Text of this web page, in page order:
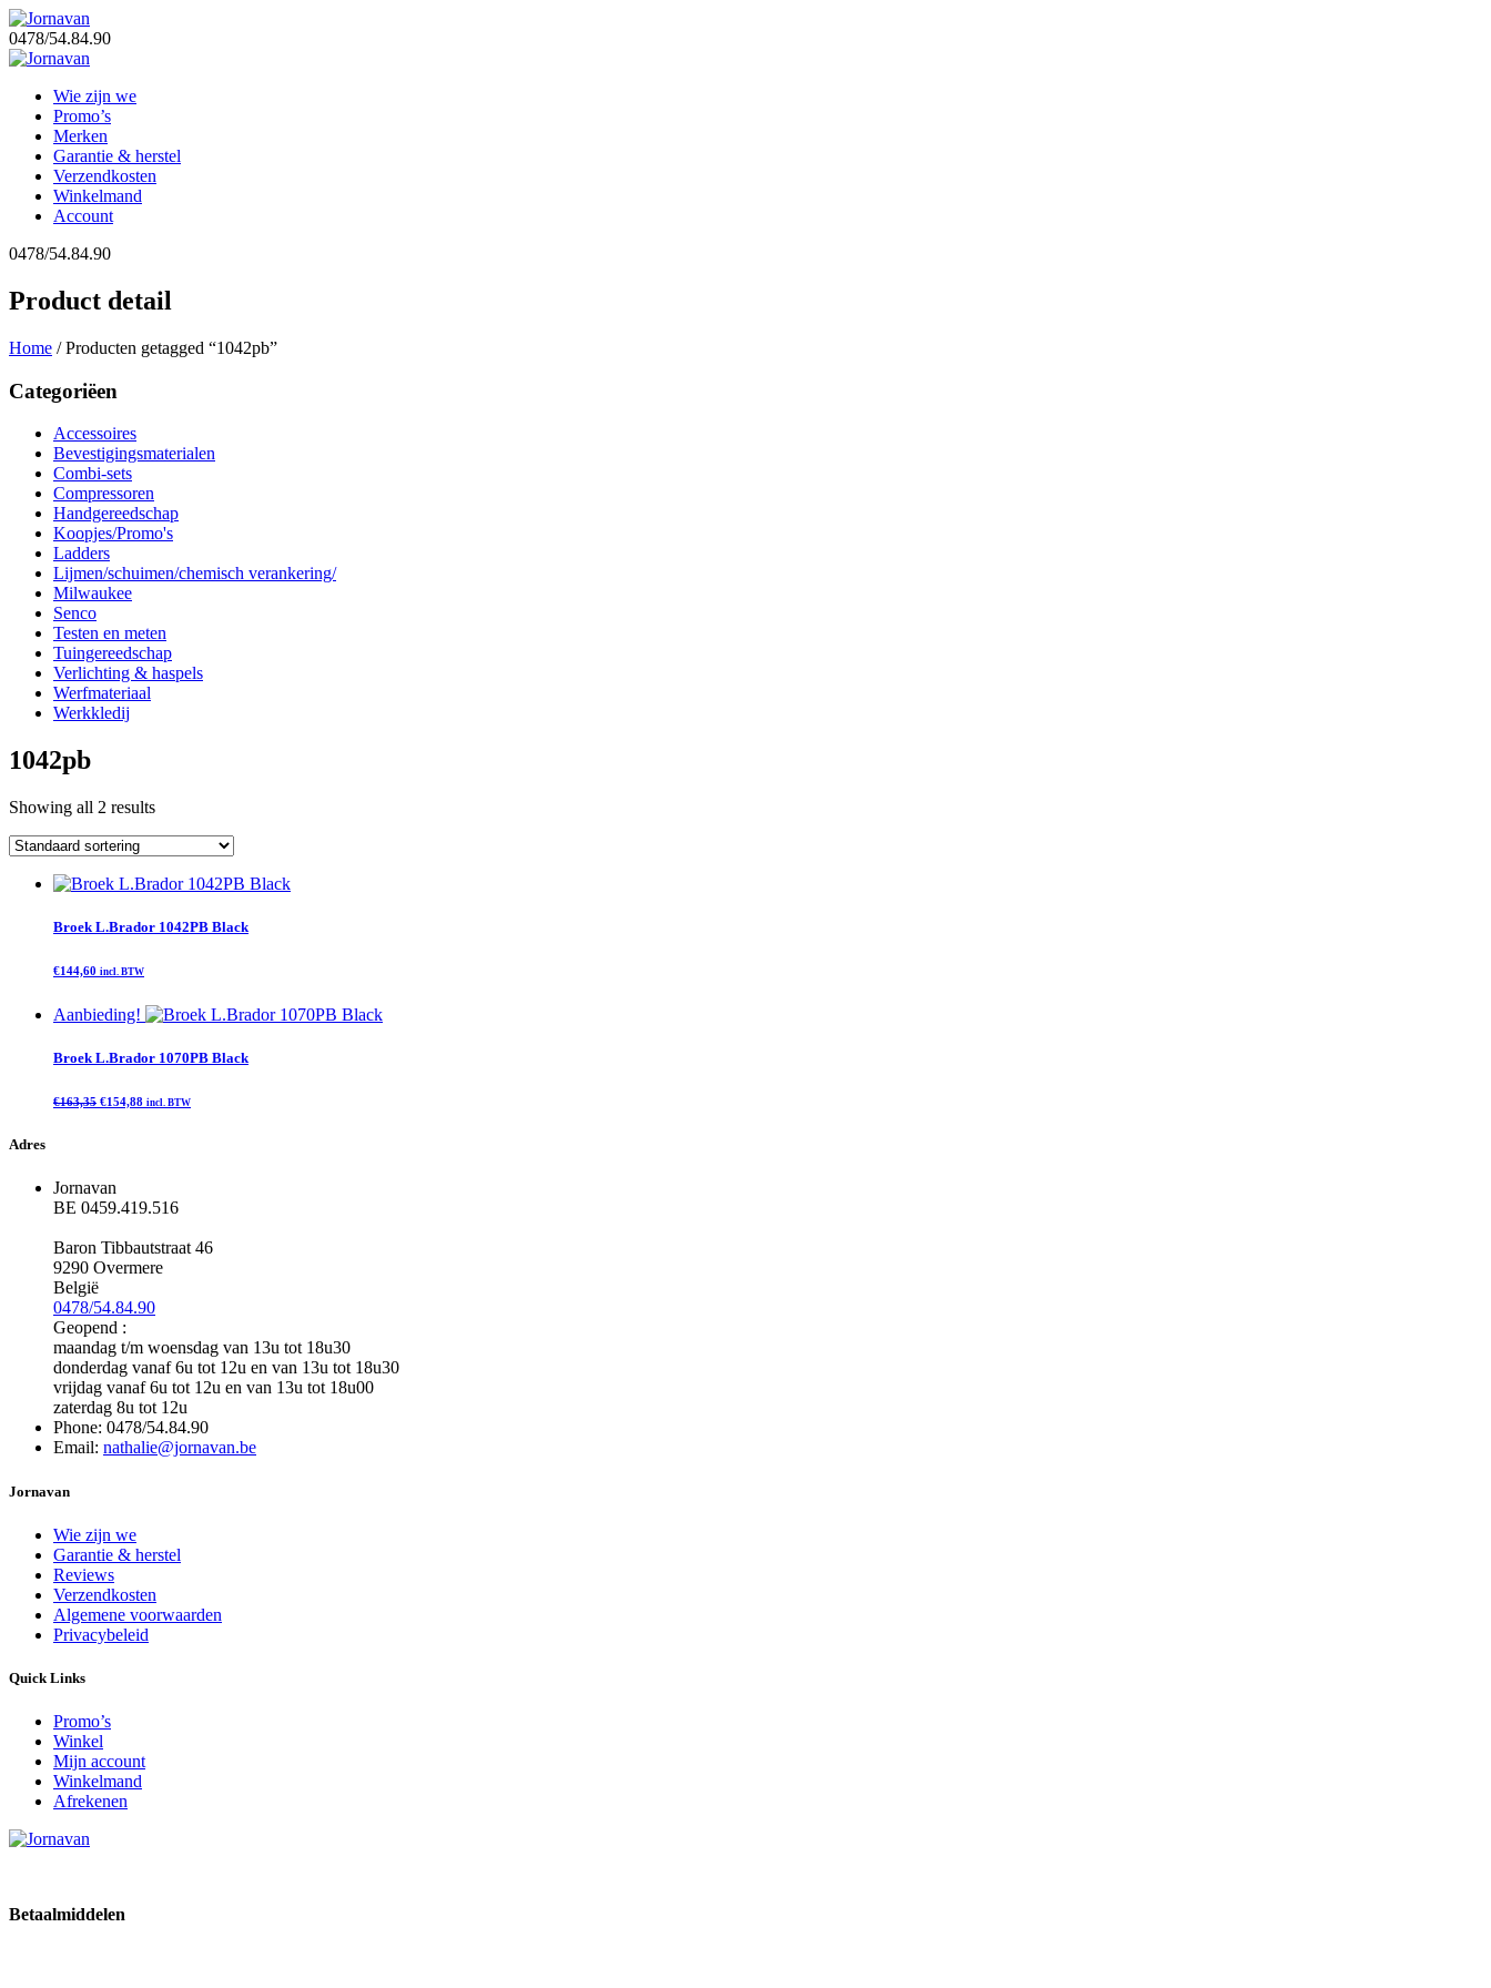
0478/54.84.90
Wie zijn we
Promo’s
Merken
Garantie & herstel
Verzendkosten
Winkelmand
Account
0478/54.84.90
Product detail
Home / Producten getagged “1042pb”
Categoriëen
Accessoires
Bevestigingsmaterialen
Combi-sets
Compressoren
Handgereedschap
Koopjes/Promo's
Ladders
Lijmen/schuimen/chemisch verankering/
Milwaukee
Senco
Testen en meten
Tuingereedschap
Verlichting & haspels
Werfmateriaal
Werkkledij
1042pb
Showing all 2 results
Broek L.Brador 1042PB Black
€144,60 incl. BTW
Aanbieding!
Broek L.Brador 1070PB Black
€163,35 Oorspronkelijke
€154,88Huidige
incl. BTW
Adres
Jornavan
BE 0459.419.516
Baron Tibbautstraat 46
9290 Overmere
België
0478/54.84.90
Geopend :
maandag t/m woensdag van 13u tot 18u30
donderdag vanaf 6u tot 12u en van 13u tot 18u30
vrijdag vanaf 6u tot 12u en van 13u tot 18u00
zaterdag 8u tot 12u
Phone: 0478/54.84.90
Email: nathalie@jornavan.be
Jornavan
Wie zijn we
Garantie & herstel
Reviews
Verzendkosten
Algemene voorwaarden
Privacybeleid
Quick Links
Promo’s
Winkel
Mijn account
Winkelmand
Afrekenen
Betaalmiddelen